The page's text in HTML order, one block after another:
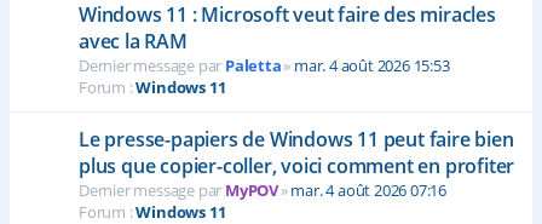
Windows 11 : Microsoft veut faire des miracles
avec la RAM
Dernier message par Paletta» mar. 4 août 2026 15:53
Forum :Windows 11
Le presse-papiers de Windows 11 peut faire bien
plus que copier-coller, voici comment en profiter
Dernier message par MyPOV»mar. 4 août 2026 07:16
Forum :Windows 11